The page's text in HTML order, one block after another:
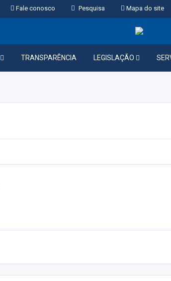
Fale conosco Pesquisa Mapa do site
TRANSPARÊNCIA LEGISLAÇÃO